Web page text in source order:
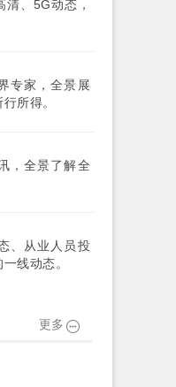
、5G动态，
专家，全景展
所得。
，全景了解全
、从业人员投
线动态。
更多